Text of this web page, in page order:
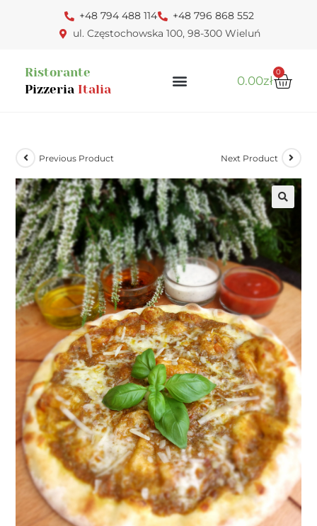
+48 794 488 114
+48 796 868 552
ul. Częstochowska 100, 98-300 Wieluń
Ristorante
Pizzeria Italia
0.00zł
0
Previous Product Next Product